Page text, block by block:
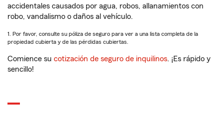
accidentales causados por agua, robos, allanamientos con
robo, vandalismo o daños al vehículo.
1. Por favor, consulte su póliza de seguro para ver a una lista completa de la
propiedad cubierta y de las pérdidas cubiertas.
Comience su cotización de seguro de inquilinos. ¡Es rápido y
sencillo!